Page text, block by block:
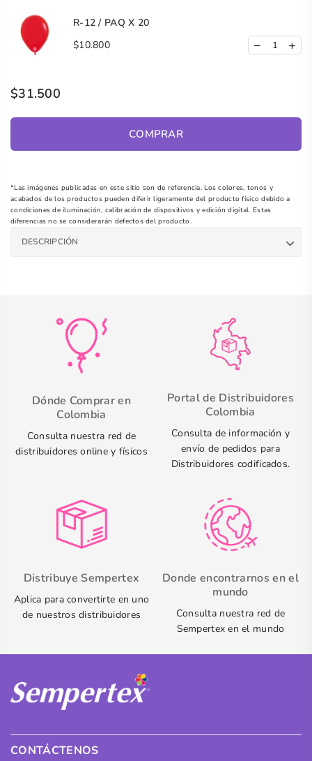
R-12 / PAQ X 20
$10.800
$31.500
COMPRAR
*Las imágenes publicadas en este sitio son de referencia. Los colores, tonos y
acabados de los productos pueden diferir ligeramente del producto físico debido a
condiciones de iluminación, calibración de dispositivos y edición digital. Estas
diferencias no se considerarán defectos del producto.
DESCRIPCIÓN
Dónde Comprar en
Colombia
Consulta nuestra red de
distribuidores online y físicos
Portal de Distribuidores
Colombia
Consulta de información y
envío de pedidos para
Distribuidores codificados.
Distribuye Sempertex
Aplica para convertirte en uno
de nuestros distribuidores
Donde encontrarnos en el
mundo
Consulta nuestra red de
Sempertex en el mundo
CONTÁCTENOS